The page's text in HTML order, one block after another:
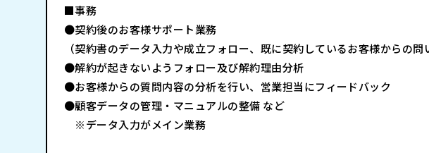
■事務
●契約後のお客様サポート業務
（契約書のデータ入力や成立フォロー、既に契約しているお客様からの問
●解約が起きないようフォロー及び解約理由分析
●お客様からの質問内容の分析を行い、営業担当にフィードバック
●顧客データの管理・マニュアルの整備 など
※データ入力がメイン業務